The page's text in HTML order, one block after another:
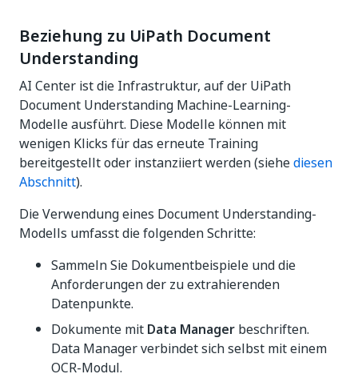
Beziehung zu UiPath Document
Understanding
AI Center ist die Infrastruktur, auf der UiPath
Document Understanding Machine-Learning-
Modelle ausführt. Diese Modelle können mit
wenigen Klicks für das erneute Training
bereitgestellt oder instanziiert werden (siehediesen
Abschnitt).
Die Verwendung eines Document Understanding-
Modells umfasst die folgenden Schritte:
Sammeln Sie Dokumentbeispiele und die
Anforderungen der zu extrahierenden
Datenpunkte.
Dokumente mit Data Manager beschriften.
Data Manager verbindet sich selbst mit einem
OCR-Modul.